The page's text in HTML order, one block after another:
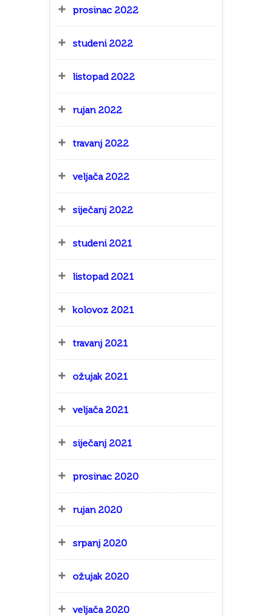
prosinac 2022
studeni 2022
listopad 2022
rujan 2022
travanj 2022
veljača 2022
siječanj 2022
studeni 2021
listopad 2021
kolovoz 2021
travanj 2021
ožujak 2021
veljača 2021
siječanj 2021
prosinac 2020
rujan 2020
srpanj 2020
ožujak 2020
veljača 2020